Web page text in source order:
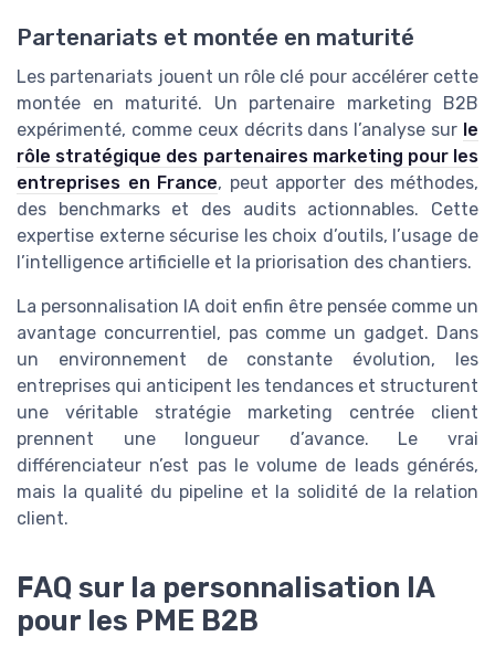
Partenariats et montée en maturité
Les partenariats jouent un rôle clé pour accélérer cette
montée en maturité. Un partenaire marketing B2B
expérimenté, comme ceux décrits dans l’analyse sur le
rôle stratégique des partenaires marketing pour les
entreprises en France, peut apporter des méthodes,
des benchmarks et des audits actionnables. Cette
expertise externe sécurise les choix d’outils, l’usage de
l’intelligence artificielle et la priorisation des chantiers.
La personnalisation IA doit enfin être pensée comme un
avantage concurrentiel, pas comme un gadget. Dans
un environnement de constante évolution, les
entreprises qui anticipent les tendances et structurent
une véritable stratégie marketing centrée client
prennent une longueur d’avance. Le vrai
différenciateur n’est pas le volume de leads générés,
mais la qualité du pipeline et la solidité de la relation
client.
FAQ sur la personnalisation IA
pour les PME B2B